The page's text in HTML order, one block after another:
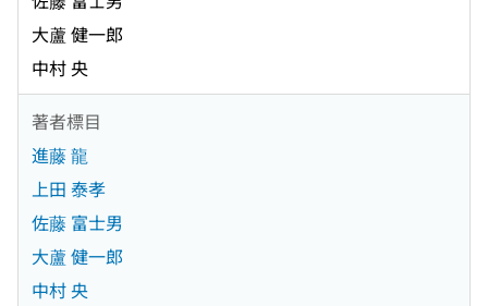
大蘆 健一郎
中村 央
著者標目
進藤 龍
上田 泰孝
佐藤 富士男
大蘆 健一郎
中村 央